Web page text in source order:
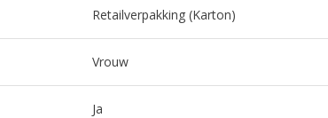
Retailverpakking (Karton)
Vrouw
Ja